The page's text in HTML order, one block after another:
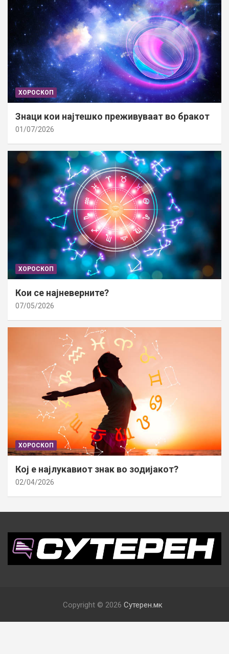
ХОРОСКОП
Знаци кои најтешко преживуваат во бракот
01/07/2026
ХОРОСКОП
Кои се најневерните?
07/05/2026
ХОРОСКОП
Кој е најлукавиот знак во зодијакот?
02/04/2026
Copyright © 2026 Сутерен.мк